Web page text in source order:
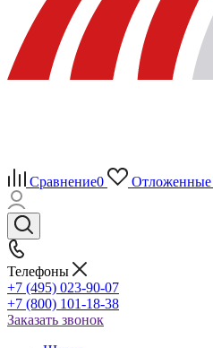
Сравнение0 Отложенные
Телефоны
+7 (495) 023-90-07
+7 (800) 101-18-38
Заказать звонок